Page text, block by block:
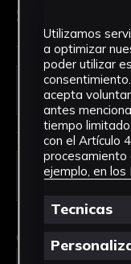
Solicitud de
Tipo de
Tipo de uso *
Obra en la que
Utilizamos
a optimizar
poder utilizar
acepta
antes
tiempo
con el Artículo
procesamiento
ejemplo, en los
Tecnicas